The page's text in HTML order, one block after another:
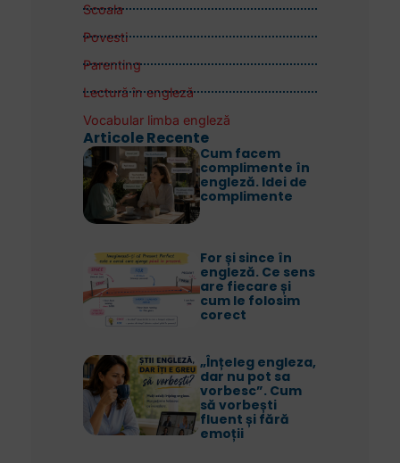
Scoala
Povesti
Parenting
Lectură în engleză
Vocabular limba engleză
Articole Recente
Cum facem
complimente în
engleză. Idei de
complimente
For și since în
engleză. Ce sens
are fiecare și
cum le folosim
corect
„Înțeleg engleza,
dar nu pot sa
vorbesc”. Cum
să vorbești
fluent și fără
emoții